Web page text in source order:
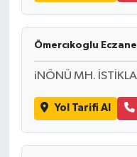
Ömercıkoglu
iNÖNÜ MH.
Yol Tarifi Al